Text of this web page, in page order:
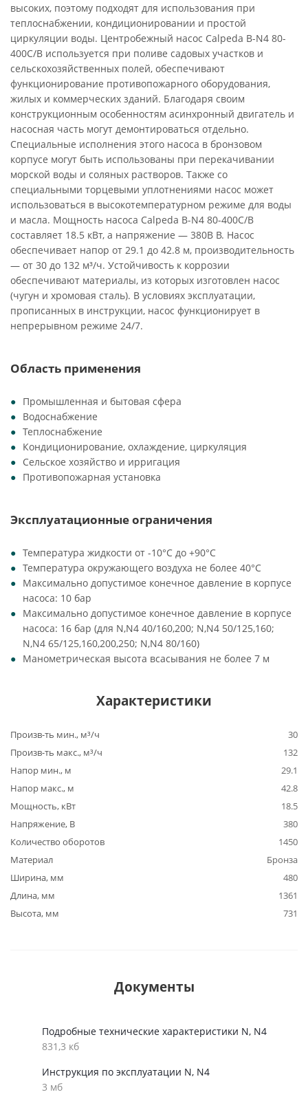
высоких, поэтому подходят для использования при
теплоснабжении, кондиционировании и простой
циркуляции воды. Центробежный насос Calpeda B-N4 80-
400C/B используется при поливе садовых участков и
сельскохозяйственных полей, обеспечивают
функционирование противопожарного оборудования,
жилых и коммерческих зданий. Благодаря своим
конструкционным особенностям асинхронный двигатель и
насосная часть могут демонтироваться отдельно.
Специальные исполнения этого насоса в бронзовом
корпусе могут быть использованы при перекачивании
морской воды и соляных растворов. Также со
специальными торцевыми уплотнениями насос может
использоваться в высокотемпературном режиме для воды
и масла. Мощность насоса Calpeda B-N4 80-400C/B
составляет 18.5 кВт, а напряжение — 380В В. Насос
обеспечивает напор от 29.1 до 42.8 м, производительность
— от 30 до 132 м³/ч. Устойчивость к коррозии
обеспечивают материалы, из которых изготовлен насос
(чугун и хромовая сталь). В условиях эксплуатации,
прописанных в инструкции, насос функционирует в
непрерывном режиме 24/7.
Область применения
Промышленная и бытовая сфера
Водоснабжение
Теплоснабжение
Кондиционирование, охлаждение, циркуляция
Сельское хозяйство и ирригация
Противопожарная установка
Эксплуатационные ограничения
Температура жидкости от -10°C до +90°C
Температура окружающего воздуха не более 40°C
Максимально допустимое конечное давление в корпусе
насоса: 10 бар
Максимально допустимое конечное давление в корпусе
насоса: 16 бар (для N,N4 40/160,200; N,N4 50/125,160;
N,N4 65/125,160,200,250; N,N4 80/160)
Манометрическая высота всасывания не более 7 м
Характеристики
Произв-ть мин., м³/ч
30
Произв-ть макс., м³/ч
132
Напор мин., м
29.1
Напор макс., м
42.8
Мощность, кВт
18.5
Напряжение, В
380
Количество оборотов
1450
Материал
Бронза
Ширина, мм
480
Длина, мм
1361
Высота, мм
731
Документы
Подробные технические характеристики N, N4
831,3 кб
Инструкция по эксплуатации N, N4
3 мб